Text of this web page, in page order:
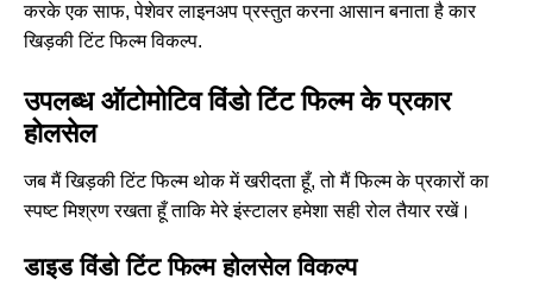
करके एक साफ, पेशेवर लाइनअप प्रस्तुत करना आसान बनाता हैकार
खिड़की टिंट फिल्म विकल्प.
उपलब्ध ऑटोमोटिव विंडो टिंट फिल्म के प्रकार
होलसेल
जब मैं खिड़की टिंट फिल्म थोक में खरीदता हूँ, तो मैं फिल्म के प्रकारों का
स्पष्ट मिश्रण रखता हूँ ताकि मेरे इंस्टालर हमेशा सही रोल तैयार रखें।
डाइड विंडो टिंट फिल्म होलसेल विकल्प